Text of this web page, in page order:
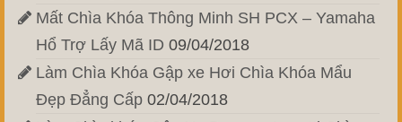
Mất Chìa Khóa Thông Minh SH PCX – Yamaha
Hổ Trợ Lấy Mã ID 09/04/2018
Làm Chìa Khóa Gập xe Hơi Chìa Khóa Mẩu
Đẹp Đẳng Cấp 02/04/2018